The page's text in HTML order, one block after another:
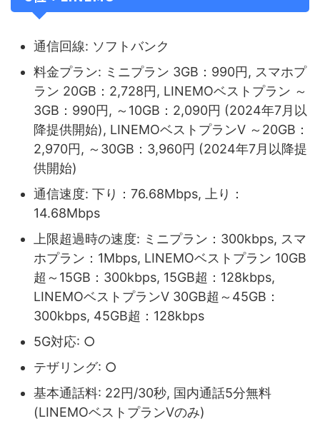
通信回線: ソフトバンク
料金プラン: ミニプラン 3GB：990円, スマホプ
ラン 20GB：2,728円, LINEMOベストプラン ～
3GB：990円, ～10GB：2,090円 (2024年7月以
降提供開始), LINEMOベストプランV ～20GB：
2,970円, ～30GB：3,960円 (2024年7月以降提
供開始)
通信速度: 下り：76.68Mbps, 上り：
14.68Mbps
上限超過時の速度: ミニプラン：300kbps, スマ
ホプラン：1Mbps, LINEMOベストプラン 10GB
超～15GB：300kbps, 15GB超：128kbps,
LINEMOベストプランV 30GB超～45GB：
300kbps, 45GB超：128kbps
5G対応: ○
テザリング: ○
基本通話料: 22円/30秒, 国内通話5分無料
(LINEMOベストプランVのみ)